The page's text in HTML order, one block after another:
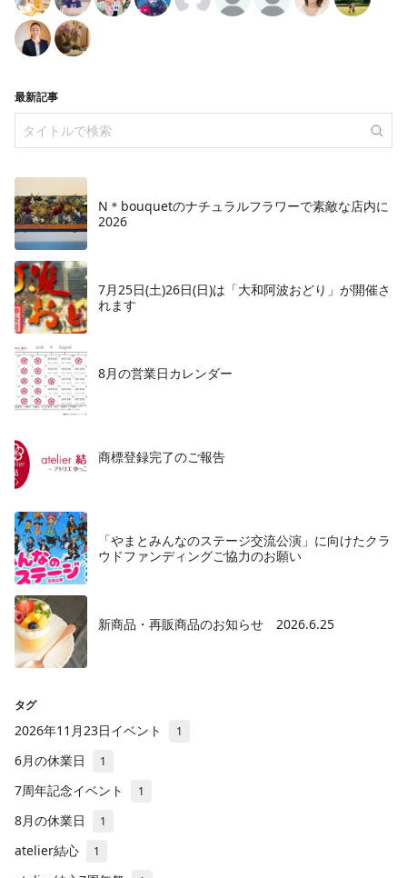
最新記事
N＊bouquetのナチュラルフラワーで素敵な店内に
2026
7月25日(土)26日(日)は「大和阿波おどり」が開催さ
れます
8月の営業日カレンダー
商標登録完了のご報告
「やまとみんなのステージ交流公演」に向けたクラ
ウドファンディングご協力のお願い
新商品・再販商品のお知らせ 2026.6.25
タグ
2026年11月23日イベント 1
6月の休業日 1
7周年記念イベント 1
8月の休業日 1
atelier結心 1